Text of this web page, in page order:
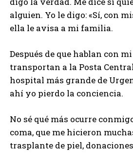
alguien. Yo le digo: «Sí, con
ella le avisa a mi familia.
Después de que hablan con
transportan a la Posta
hospital más grande de
ahí yo pierdo la conciencia.
No sé qué más ocurre
coma, que me hicieron
trasplante de piel,